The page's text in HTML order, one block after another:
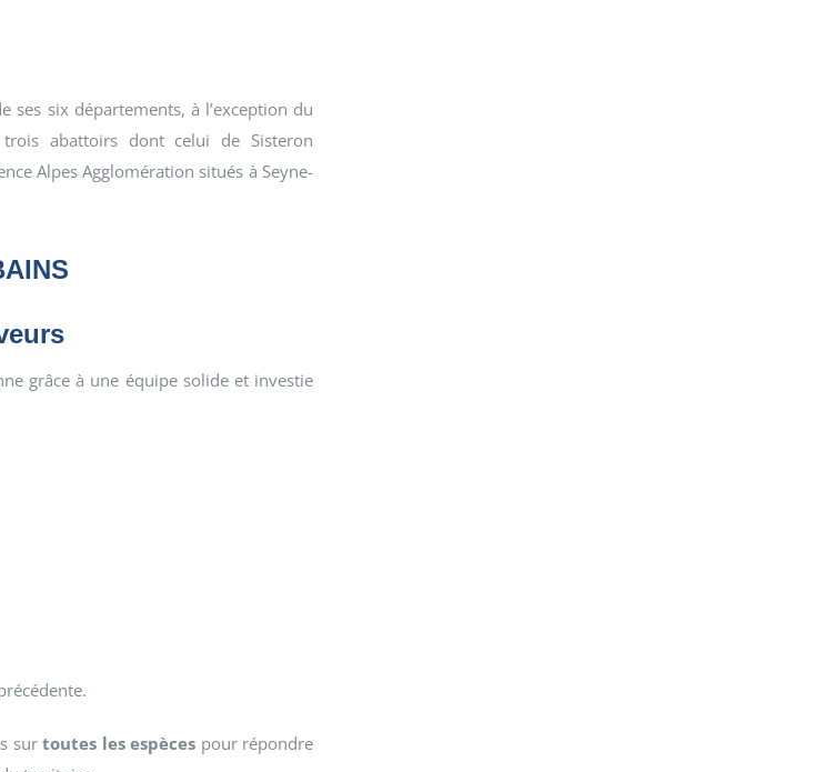
ses six départements, à l’exception du
abattoirs dont celui de Sisteron
Alpes Agglomération situés à Seyne-
grâce à une équipe solide et investie
surtoutes les espèces pour répondre